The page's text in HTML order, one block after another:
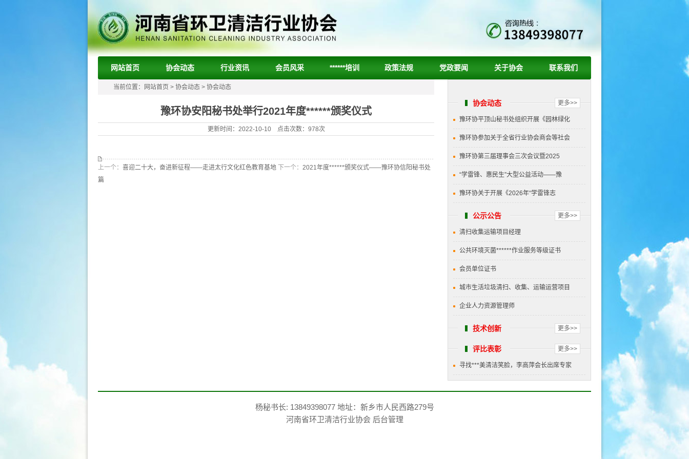
网站首页 协会动态 行业资讯 会员风采 ******培训 政策法规 党政要闻 关于协会 联系我们
更多>>
协会动态
豫环协平顶山秘书处组织开展《园林绿化
豫环协参加关于全省行业协会商会等社会
豫环协第三届理事会三次会议暨2025
“学雷锋、惠民生”大型公益活动——豫
豫环协关于开展《2026年“学雷锋志
更多>>
公示公告
清扫收集运输项目经理
公共环境灭菌******作业服务等级证书
会员单位证书
城市生活垃圾清扫、收集、运输运营项目
企业人力资源管理师
更多>>
技术创新
更多>>
评比表彰
寻找***美清洁笑脸，李高萍会长出席专家
当前位置： 网站首页 > 协会动态 > 协会动态
豫环协安阳秘书处举行2021年度******颁奖仪式
更新时间：2022-10-10 点击次数：978次
上一个： 喜迎二十大，奋进新征程——走进太行文化红色教育基地 下一个： 2021年度******颁奖仪式——豫环协信阳秘书处
篇
杨秘书长: 13849398077 地址：新乡市人民西路279号
河南省环卫清洁行业协会 后台管理